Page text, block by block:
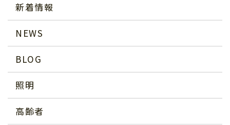
新着情報
NEWS
BLOG
照明
高齢者